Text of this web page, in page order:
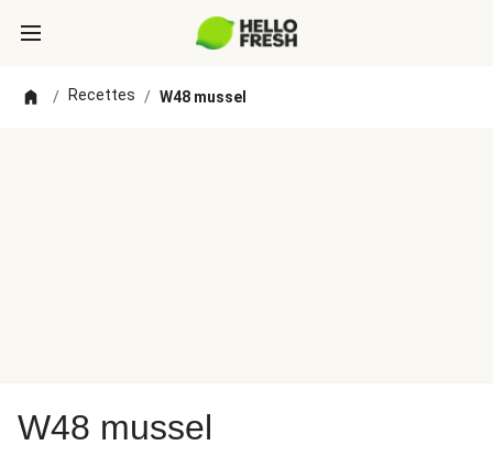
/ Recettes / W48 mussel
W48 mussel